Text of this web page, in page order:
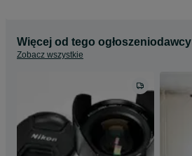
Więcej od tego ogłoszeniodawcy
Zobacz wszystkie